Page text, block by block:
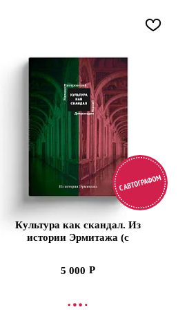
Культура как скандал. Из
истории Эрмитажа (с
5 000
О ПОСТУПЛЕНИИ